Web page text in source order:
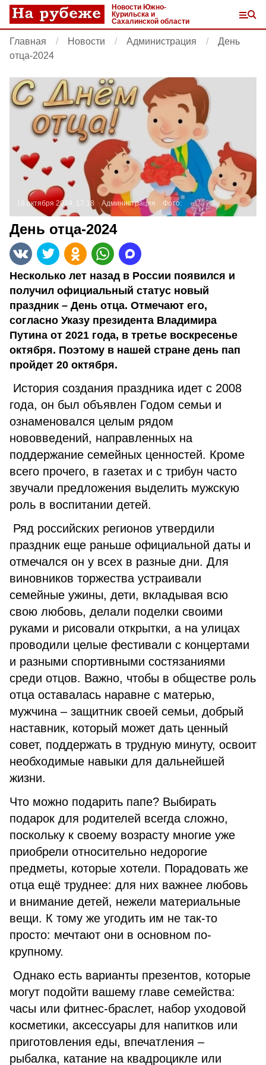
Новости Южно-
Курильска и
Сахалинской области
Главная Новости Администрация
День
отца-2024
18 октября 2024, 17:18 Администрация Фото:
День отца-2024
Несколько лет назад в России появился и
получил официальный статус новый
праздник – День отца. Отмечают его,
согласно Указу президента Владимира
Путина от 2021 года, в третье воскресенье
октября. Поэтому в нашей стране день пап
пройдет 20 октября.
История создания праздника идет с 2008
года, он был объявлен Годом семьи и
ознаменовался целым рядом
нововведений, направленных на
поддержание семейных ценностей. Кроме
всего прочего, в газетах и с трибун часто
звучали предложения выделить мужскую
роль в воспитании детей.
Ряд российских регионов утвердили
праздник еще раньше официальной даты и
отмечался он у всех в разные дни. Для
виновников торжества устраивали
семейные ужины, дети, вкладывая всю
свою любовь, делали поделки своими
руками и рисовали открытки, а на улицах
проводили целые фестивали с концертами
и разными спортивными состязаниями
среди отцов. Важно, чтобы в обществе роль
отца оставалась наравне с матерью,
мужчина – защитник своей семьи, добрый
наставник, который может дать ценный
совет, поддержать в трудную минуту, освоит
необходимые навыки для дальнейшей
жизни.
Что можно подарить папе? Выбирать
подарок для родителей всегда сложно,
поскольку к своему возрасту многие уже
приобрели относительно недорогие
предметы, которые хотели. Порадовать же
отца ещё труднее: для них важнее любовь
и внимание детей, нежели материальные
вещи. К тому же угодить им не так-то
просто: мечтают они в основном по-
крупному.
Однако есть варианты презентов, которые
могут подойти вашему главе семейства:
часы или фитнес-браслет, набор уходовой
косметики, аксессуары для напитков или
приготовления еды, впечатления –
рыбалка, катание на квадроцикле или